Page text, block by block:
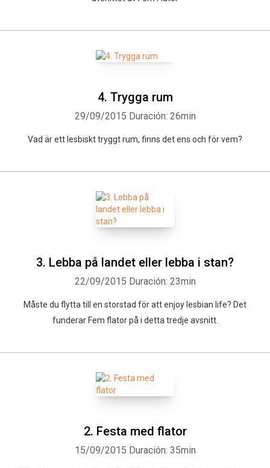
4. Trygga rum
29/09/2015 Duración: 26min
Vad är ett lesbiskt tryggt rum, finns det ens och för vem?
3. Lebba på landet eller lebba i stan?
22/09/2015 Duración: 23min
Måste du flytta till en storstad för att enjoy lesbian life? Det
funderar Fem flator på i detta tredje avsnitt.
2. Festa med flator
15/09/2015 Duración: 35min